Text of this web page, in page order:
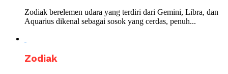
Zodiak berelemen udara yang terdiri dari Gemini, Libra, dan
Aquarius dikenal sebagai sosok yang cerdas, penuh...
Zodiak